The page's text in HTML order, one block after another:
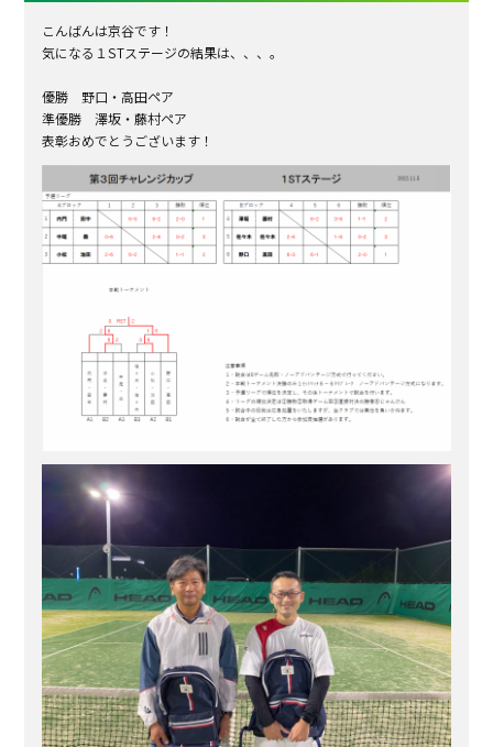
こんばんは京谷です！
気になる１STステージの結果は、、、。
優勝 野口・高田ペア
準優勝 澤坂・藤村ペア
表彰おめでとうございます！